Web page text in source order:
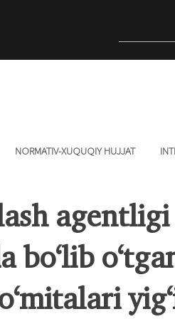
NORMATIV-XUQUQIY HUJJAT
agentligi
bo‘lib